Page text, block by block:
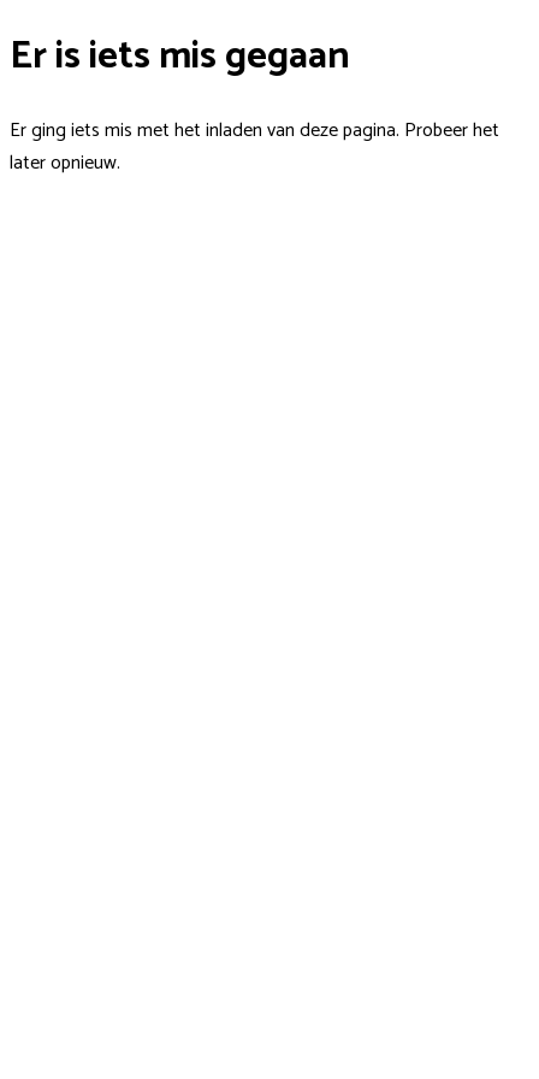
Er is iets mis gegaan
Er ging iets mis met het inladen van deze pagina. Probeer het
later opnieuw.